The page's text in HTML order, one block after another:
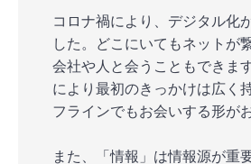
コロナ禍により、デジタル化
した。どこにいてもネットが
会社や人と会うこともできま
により最初のきっかけは広く
フラインでもお会いする形が
また、「情報」は情報源が重